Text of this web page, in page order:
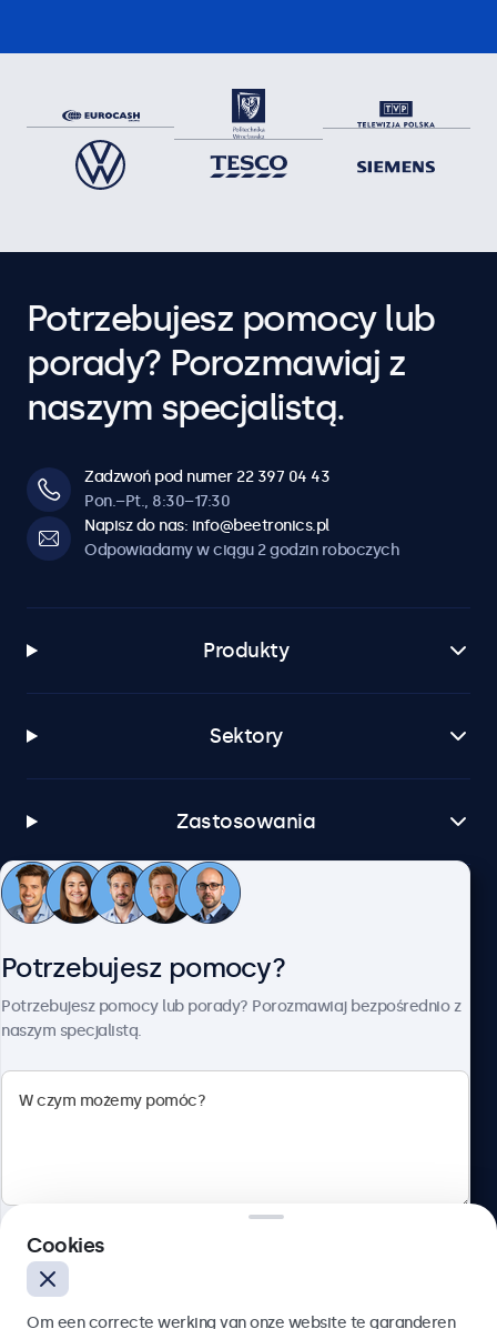
Potrzebujesz pomocy lub
porady? Porozmawiaj z
naszym specjalistą.
Zadzwoń pod numer 22 397 04 43
Pon.–Pt., 8:30–17:30
Napisz do nas: info@beetronics.pl
Odpowiadamy w ciągu 2 godzin roboczych
Produkty
Sektory
Zastosowania
Obsługa klienta
Polski
Potrzebujesz pomocy?
Potrzebujesz pomocy lub porady? Porozmawiaj bezpośrednio z
naszym specjalistą.
Wyślij
Cookies
Om een correcte werking van onze website te garanderen